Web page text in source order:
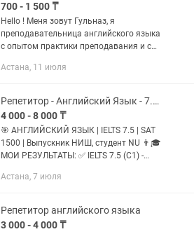
700 - 1 500 ₸
Hello ! Меня зовут Гульназ, я
преподавательница английского языка
с опытом практики преподавания и с
Стараюсь проводить обучение -
Астана, 11 июля
Репетитор - Английский Язык - 7.5 IELTS - 1500 SAT
4 000 - 8 000 ₸
🎯 АНГЛИЙСКИЙ ЯЗЫК | IELTS 7.5 | SAT
1500 | Выпускник НИШ, студент NU 👨🎓
МОИ РЕЗУЛЬТАТЫ: ✅ IELTS 7.5 (C1) -
Выпускник НИШ ФМН ✅ Студент
Астана, 7 июля
Репетитор английского языка
3 000 - 4 000 ₸